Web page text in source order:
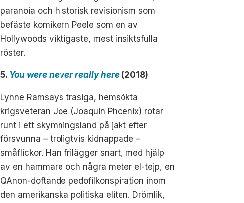
paranoia och historisk revisionism som
befäste komikern Peele som en av
Hollywoods viktigaste, mest insiktsfulla
röster.
5. You were never really here (2018)
Lynne Ramsays trasiga, hemsökta
krigsveteran Joe (Joaquin Phoenix) rotar
runt i ett skymningsland på jakt efter
försvunna – troligtvis kidnappade –
småflickor. Han frilägger snart, med hjälp
av en hammare och några meter el-tejp, en
QAnon-doftande pedofilkonspiration inom
den amerikanska politiska eliten. Drömlik,